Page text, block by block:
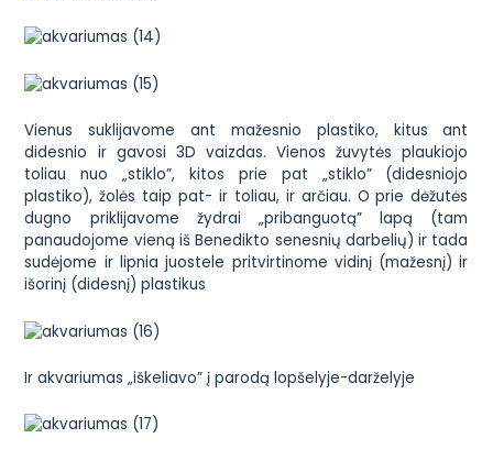
Vienus suklijavome ant mažesnio plastiko, kitus ant
didesnio ir gavosi 3D vaizdas. Vienos žuvytės plaukiojo
toliau nuo „stiklo”, kitos prie pat „stiklo” (didesniojo
plastiko), žolės taip pat- ir toliau, ir arčiau. O prie dėžutės
dugno priklijavome žydrai „pribanguotą” lapą (tam
panaudojome vieną iš Benedikto senesnių darbelių) ir tada
sudėjome ir lipnia juostele pritvirtinome vidinį (mažesnį) ir
išorinį (didesnį) plastikus
Ir akvariumas „iškeliavo” į parodą lopšelyje-darželyje